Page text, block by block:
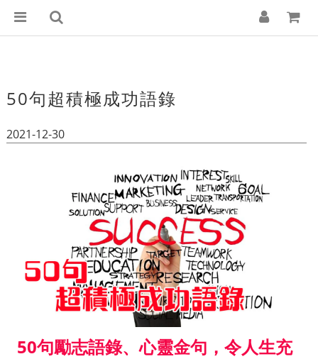
50句超積極成功語錄
2021-12-30
50句勵志語錄、心靈金句，令人生充